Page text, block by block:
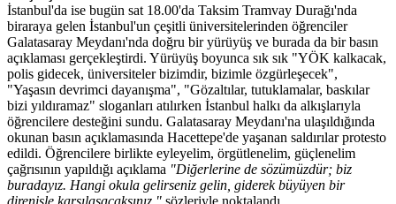
İstanbul'da ise bugün sat 18.00'da Taksim Tramvay Durağı'nda
biraraya gelen İstanbul'un çeşitli üniversitelerinden öğrenciler
Galatasaray Meydanı'nda doğru bir yürüyüş ve burada da bir basın
açıklaması gerçekleştirdi. Yürüyüş boyunca sık sık "YÖK kalkacak,
polis gidecek, üniversiteler bizimdir, bizimle özgürleşecek",
"Yaşasın devrimci dayanışma", "Gözaltılar, tutuklamalar, baskılar
bizi yıldıramaz" sloganları atılırken İstanbul halkı da alkışlarıyla
öğrencilere desteğini sundu. Galatasaray Meydanı'na ulaşıldığında
okunan basın açıklamasında Hacettepe'de yaşanan saldırılar protesto
edildi. Öğrencilere birlikte eyleyelim, örgütlenelim, güçlenelim
çağrısının yapıldığı açıklama "Diğerlerine de sözümüzdür; biz
buradayız. Hangi okula gelirseniz gelin, giderek büyüyen bir